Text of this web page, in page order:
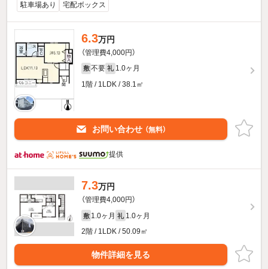
駐車場あり 宅配ボックス
6.3万円
（管理費4,000円）
敷 不要 礼 1.0ヶ月
1階 / 1LDK / 38.1㎡
お問い合わせ （無料）
提供
7.3万円
（管理費4,000円）
敷 1.0ヶ月 礼 1.0ヶ月
2階 / 1LDK / 50.09㎡
物件詳細を見る